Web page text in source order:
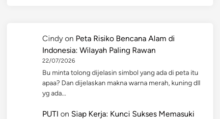
Cindy on Peta Risiko Bencana Alam di
Indonesia: Wilayah Paling Rawan
22/07/2026
Bu minta tolong dijelasin simbol yang ada di peta itu
apaa? Dan dijelaskan makna warna merah, kuning dll
yg ada…
PUTI on Siap Kerja: Kunci Sukses Memasuki